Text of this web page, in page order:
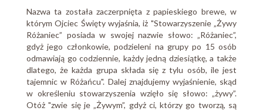
Nazwa ta została zaczerpnięta z papieskiego brewe, w
którym Ojciec Święty wyjaśnia, iż "Stowarzyszenie „Żywy
Różaniec” posiada w swojej nazwie słowo: „Różaniec”,
gdyż jego członkowie, podzieleni na grupy po 15 osób
odmawiają go codziennie, każdy jedną dziesiątkę, a także
dlatego, że każda grupa składa się z tylu osób, ile jest
tajemnic w Różańcu". Dalej znajdujemy wyjaśnienie, skąd
w określeniu stowarzyszenia wzięło się słowo: „żywy”.
Otóż "zwie się je „Żywym”, gdyż ci, którzy go tworzą, są